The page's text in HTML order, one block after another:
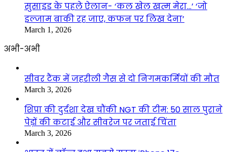
सुसाइड के पहले ऐलान- ‘कल खेल खत्म मेरा…’ ‘जो
इल्जाम बाकी रह जाए, कफन पर लिख देना’
March 1, 2026
अभी-अभी
सीवर टैंक में जहरीली गैस से दो निगमकर्मियों की मौत
March 3, 2026
शिप्रा की दुर्दशा देख चौंकी NGT की टीम: 50 साल पुराने
पेड़ों की कटाई और सीवरेज पर जताई चिंता
March 3, 2026